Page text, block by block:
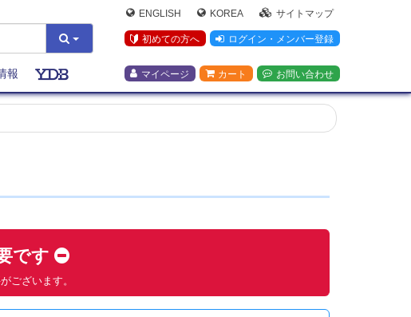
ENGLISH KOREA サイトマップ
初めての方へ ログイン・メンバー登録
マイページ カート お問い合わせ
報
です
ございます。